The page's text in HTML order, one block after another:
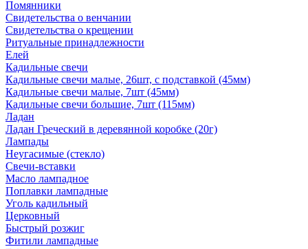
Помянники
Свидетельства о венчании
Свидетельства о крещении
Ритуальные принадлежности
Елей
Кадильные свечи
Кадильные свечи малые, 26шт, с подставкой (45мм)
Кадильные свечи малые, 7шт (45мм)
Кадильные свечи большие, 7шт (115мм)
Ладан
Ладан Греческий в деревянной коробке (20г)
Лампады
Неугасимые (стекло)
Свечи-вставки
Масло лампадное
Поплавки лампадные
Уголь кадильный
Церковный
Быстрый розжиг
Фитили лампадные